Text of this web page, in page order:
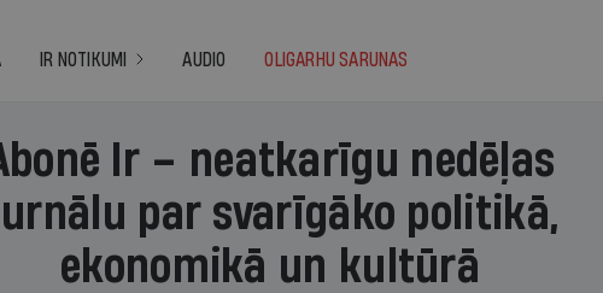
IR NOTIKUMI AUDIO OLIGARHU SARUNAS
Ir – neatkarīgu nedēļas
par svarīgāko politikā,
ekonomikā un kultūrā